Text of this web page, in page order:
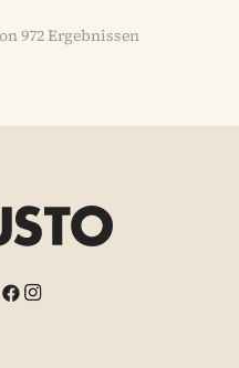
972Ergebnissen